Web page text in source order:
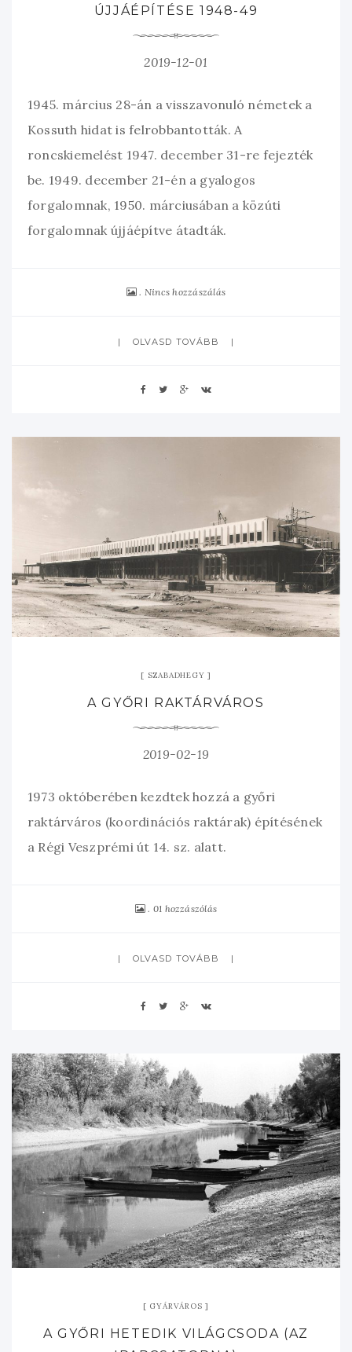
ÚJJÁÉPÍTÉSE 1948-49
2019-12-01
1945. március 28-án a visszavonuló németek a
Kossuth hidat is felrobbantották. A
roncskiemelést 1947. december 31-re fejezték
be. 1949. december 21-én a gyalogos
forgalomnak, 1950. márciusában a közúti
forgalomnak újjáépítve átadták.
Nincs hozzászálás
OLVASD TOVÁBB
SZABADHEGY
A GYŐRI RAKTÁRVÁROS
2019-02-19
1973 októberében kezdtek hozzá a győri
raktárváros (koordinációs raktárak) építésének
a Régi Veszprémi út 14. sz. alatt.
01 hozzászólás
OLVASD TOVÁBB
GYÁRVÁROS
A GYŐRI HETEDIK VILÁGCSODA (AZ